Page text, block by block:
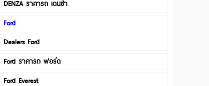
DENZA ราคารถ เดนซ่า
Ford
Dealers Ford
Ford ราคารถ ฟอร์ด
Ford Everest